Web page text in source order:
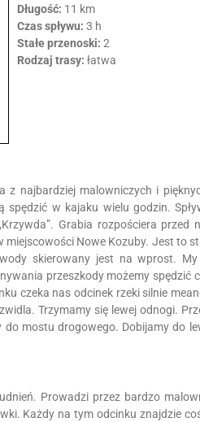
Długość: 11 km
Czas spływu: 3 h
Stałe przenoski: 2
Rodzaj trasy: łatwa
najbardziej malowniczych i
w kajaku wielu godzin.
Grabia rozpościera przed
Nowe Kozuby. Jest to
skierowany jest na wprost.
przeszkody możemy spędzić
czeka nas odcinek rzeki silnie
Trzymamy się lewej odnogi.
mostu drogowego. Dobijamy do
Prowadzi przez bardzo
Każdy na tym odcinku znajdzie